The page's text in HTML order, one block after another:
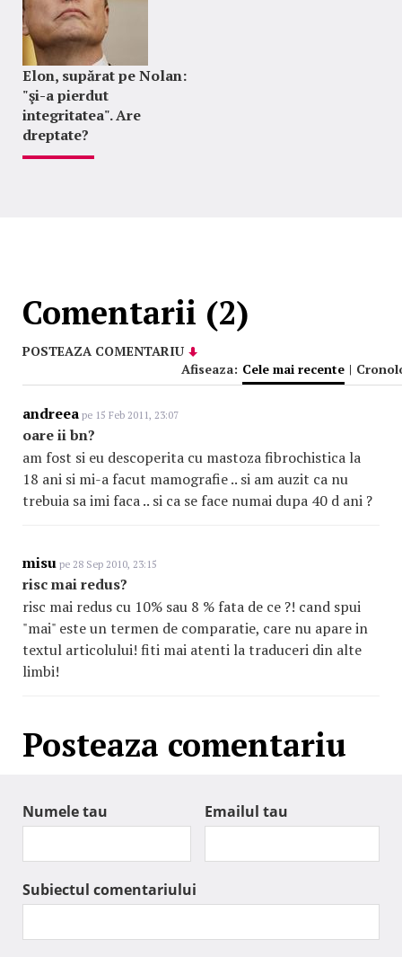
Elon, supărat pe Nolan:
"şi-a pierdut
integritatea". Are
dreptate?
Comentarii (2)
POSTEAZA COMENTARIU
Afiseaza: Cele mai recente |
andreea pe 15 Feb 2011, 23:07
oare ii bn?
am fost si eu descoperita cu mastoza fibrochistica la
18 ani si mi-a facut mamografie .. si am auzit ca nu
trebuia sa imi faca .. si ca se face numai dupa 40 d ani ?
misu pe 28 Sep 2010, 23:15
risc mai redus?
risc mai redus cu 10% sau 8 % fata de ce ?! cand spui
"mai" este un termen de comparatie, care nu apare in
textul articolului! fiti mai atenti la traduceri din alte
limbi!
Posteaza comentariu
Numele tau Emailul tau
Subiectul comentariului